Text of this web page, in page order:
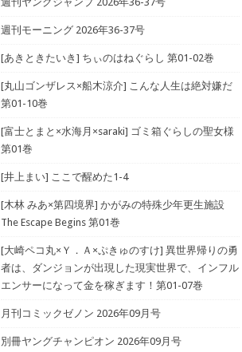
週刊モーニング 2026年36-37号
[あきときたいき] ちぃのはねぐらし 第01-02巻
[丸山ゴンザレス×船木涼介] こんな人生は絶対嫌だ
第01-10巻
[富士とまと×水海月×saraki] ゴミ箱ぐらしの聖女様
第01巻
[井上まい] ここで醒めた1-4
[木林 みあ×第四境界] かがみの特殊少年更生施設
The Escape Begins 第01巻
[大崎ペコ丸×Ｙ．Ａ×ぷきゅのすけ] 異世界帰りの勇
者は、ダンジョンが出現した現実世界で、インフル
エンサーになって金を稼ぎます！第01-07巻
月刊コミックゼノン 2026年09月号
別冊ヤングチャンピオン 2026年09月号